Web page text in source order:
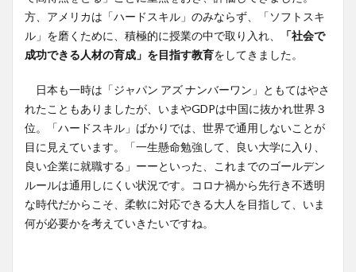
方、アメリカは「ハードスキル」のみならず、「ソフトスキ
ル」を磨くために、積極的に授業の中で取り入れ、
「社会で
成功できる人材の育成」を目指す教育をしてきました。
日本も一時は「ジャパン アズ ナンバーワン」ともてはやさ
れたこともありましたが、いまやGDPは中国に抜かれ世界３
位。「ハードスキル」ばかりでは、世界で通用しないことが
目に見えています。「一生懸命勉強して、良い大学に入り、
良い企業に就職する」ーーといった、これまでのゴールデン
ルールは通用しにくい状況です。コロナ禍から先行き不透明
な時代だからこそ、柔軟に対応できる大人を目指して、いま
何が必要かを考えていきたいですね。